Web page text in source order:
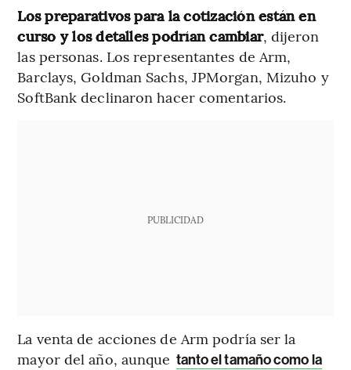
Los preparativos para la cotización están en
curso y los detalles podrían cambiar, dijeron
las personas. Los representantes de Arm,
Barclays, Goldman Sachs, JPMorgan, Mizuho y
SoftBank declinaron hacer comentarios.
PUBLICIDAD
La venta de acciones de Arm podría ser la
mayor del año, aunque tanto el tamaño como la